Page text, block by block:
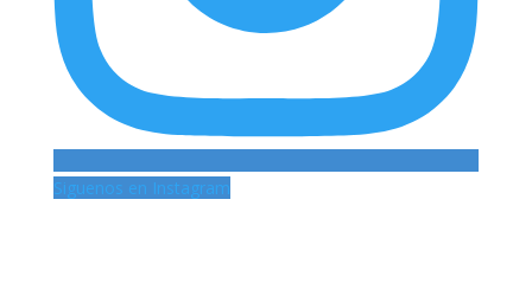
Siguenos en Instagram